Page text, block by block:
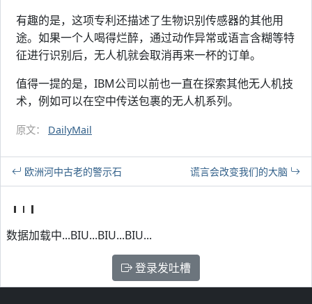
有趣的是，这项专利还描述了生物识别传感器的其他用
途。如果一个人喝得烂醉，通过动作异常或语言含糊等特
征进行识别后，无人机就会取消再来一杯的订单。
值得一提的是，IBM公司以前也一直在探索其他无人机技
术，例如可以在空中传送包裹的无人机系列。
原文： DailyMail
欧洲河中古老的警示石 谎言会改变我们的大脑
数据加载中...BIU...BIU...BIU...
登录发吐槽